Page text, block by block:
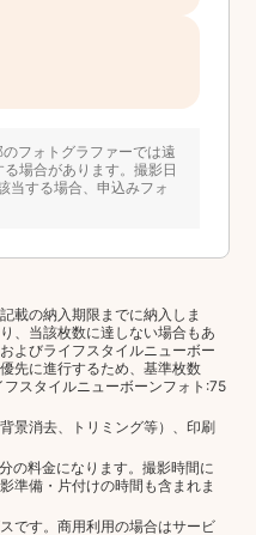
フォトグラファーでは遠
場合があります。撮影日
当する場合、申込みフォ
載の納入期限までに納入しま
、当該枚数に達しない場合もあ
よびライフスタイルニューボー
先に進行するため、基準枚数
スタイルニューボーンフォト:75
景消去、トリミング等）、印刷
の料金になります。撮影時間に
準備・片付けの時間も含まれま
です。商用利用の場合はサービ